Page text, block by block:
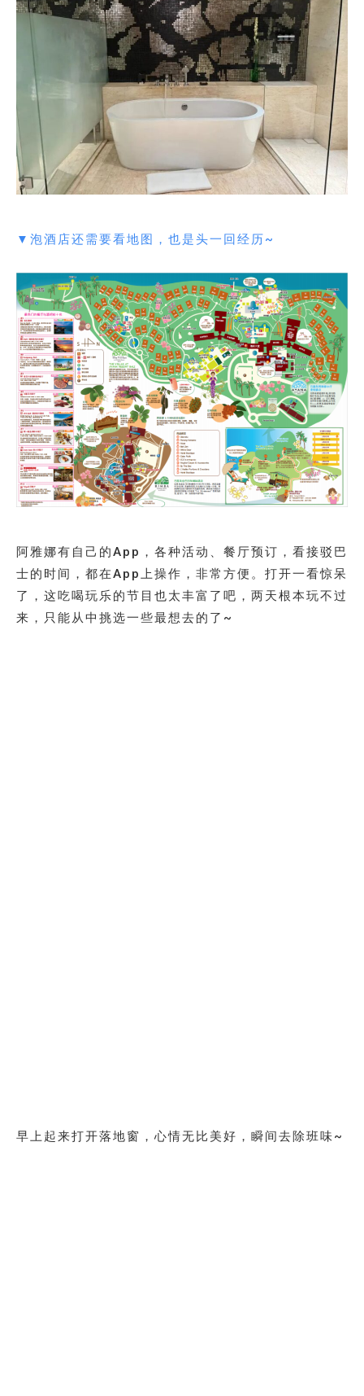
▼泡酒店还需要看地图，也是头一回经历~
阿雅娜有自己的App，各种活动、餐厅预订，看接驳巴
士的时间，都在App上操作，非常方便。打开一看惊呆
了，这吃喝玩乐的节目也太丰富了吧，两天根本玩不过
来，只能从中挑选一些最想去的了~
早上起来打开落地窗，心情无比美好，瞬间去除班味~